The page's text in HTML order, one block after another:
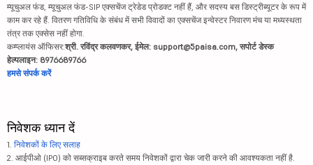
म्यूचुअल फंड, म्यूचुअल फंड-SIP एक्सचेंज ट्रेडेड प्रोडक्ट नहीं हैं, और सदस्य बस डिस्ट्रीब्यूटर के रूप में
काम कर रहे हैं. वितरण गतिविधि के संबंध में सभी विवादों का एक्सचेंज इन्वेस्टर निवारण मंच या मध्यस्थता
तंत्र तक एक्सेस नहीं होगा.
कम्प्लायंस ऑफिसर:श्री. रविंद्र कलवणकर, ईमेल: support@5paisa.com, सपोर्ट डेस्क
हेल्पलाइन: 8976689766
हमसे संपर्क करें
निवेशक ध्यान दें
1. निवेशकों के लिए सलाह
2. आईपीओ (IPO) को सब्सक्राइब करते समय निवेशकों द्वारा चेक जारी करने की आवश्यकता नहीं है.